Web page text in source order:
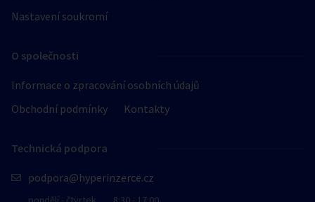
Nastavení soukromí
O společnosti
Informace o zpracování osobních údajů
Obchodní podmínky
Kontakty
Technická podpora
podpora@hyperinzerce.cz